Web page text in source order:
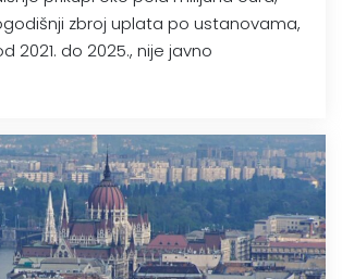
zbroj uplata po ustanovama,
2021. do 2025., nije javno